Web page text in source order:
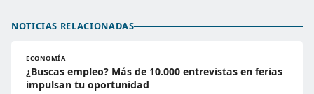
NOTICIAS RELACIONADAS
ECONOMÍA
¿Buscas empleo? Más de 10.000 entrevistas en ferias
impulsan tu oportunidad